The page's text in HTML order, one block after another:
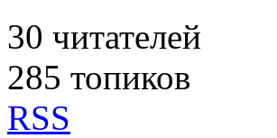
30 читателей
285 топиков
RSS